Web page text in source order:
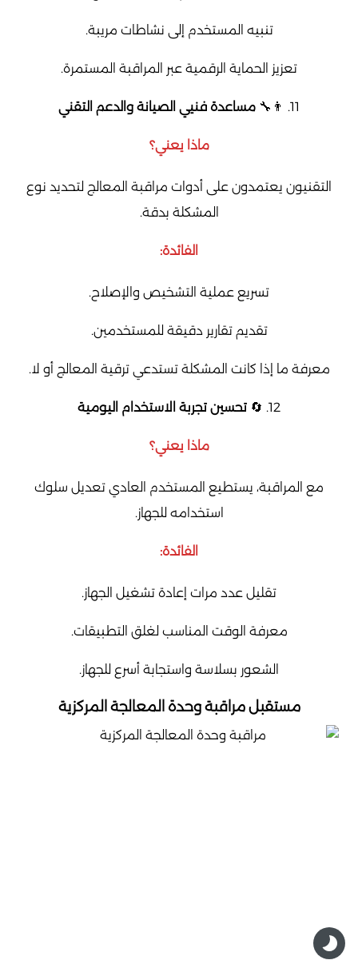
تنبيه المستخدم إلى نشاطات مريبة.
تعزيز الحماية الرقمية عبر المراقبة المستمرة.
11. 👨‍🔧 مساعدة فنيي الصيانة والدعم التقني
ماذا يعني؟
التقنيون يعتمدون على أدوات مراقبة المعالج لتحديد نوع
المشكلة بدقة.
الفائدة:
تسريع عملية التشخيص والإصلاح.
تقديم تقارير دقيقة للمستخدمين.
معرفة ما إذا كانت المشكلة تستدعي ترقية المعالج أو لا.
12. 🔄 تحسين تجربة الاستخدام اليومية
ماذا يعني؟
مع المراقبة، يستطيع المستخدم العادي تعديل سلوك
استخدامه للجهاز.
الفائدة:
تقليل عدد مرات إعادة تشغيل الجهاز.
معرفة الوقت المناسب لغلق التطبيقات.
الشعور بسلاسة واستجابة أسرع للجهاز.
مستقبل مراقبة وحدة المعالجة المركزية